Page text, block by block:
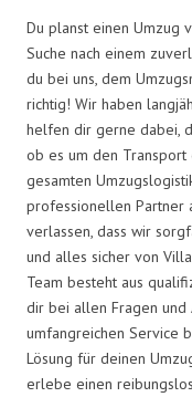
Du planst einen Umzug
Suche nach einem
du bei uns, dem
richtig! Wir haben
helfen dir gerne dabei,
ob es um den
gesamten
professionellen Partner
verlassen, dass wir
und alles sicher von
Team besteht aus
dir bei allen Fragen und
umfangreichen Service
Lösung für deinen
erlebe einen